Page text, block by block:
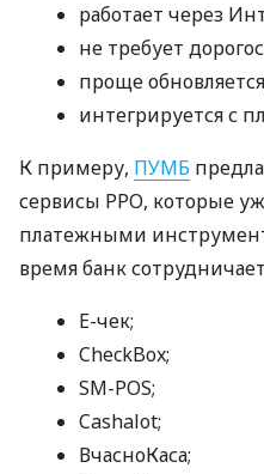
работает через
не требует
проще
интегрируется с
К примеру, ПУМБ
сервисы РРО, которые
платежными
время банк
E-чек;
CheckBox;
SM-POS;
Cashalot;
ВчасноКаса;